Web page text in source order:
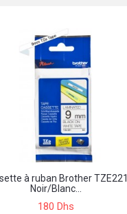
à ruban Brother TZE221
Noir/Blanc...
180 Dhs